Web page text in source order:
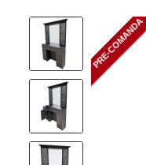
PRE-COMANDA
PRE-COMANDA